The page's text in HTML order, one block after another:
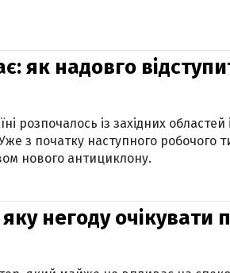
як надовго
розпочалось із західних областей
з початку наступного робочого
нового антициклону.
негоду очікувати